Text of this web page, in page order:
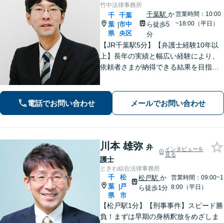
竹中法律事務所
千
葉
県
|
千葉
市中
央区
千葉駅 か
ら徒歩5
分
営業時間：10:00
~18:00（平日）
【JR千葉駅5分】【弁護士経験10年以
上】長年の実績と幅広い経験により、
依頼者さまが納得できる結果を目指し
い】オーナーの方からの案件を解決し
た実績多数【初回相談無料】
電話でお問い合わせ メールでお問い合わせ
川本 雄弥 弁
護士
インタビューを
見る
ときわ綜合法律事務所
千
葉
県
|
松
戸
市
松戸駅 か
ら徒歩1分
営業時間：09:00~1
8:00（平日）
【松戸駅1分】【刑事事件】スピード勝
負！まずは早期の身柄釈放をめざしま